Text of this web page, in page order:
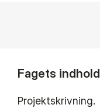
Fagets indhold
Projektskrivning.